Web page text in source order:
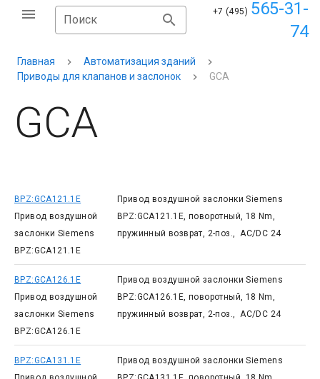
Поиск
+7 (495) 565-31-
74
Главная
Автоматизация зданий
Приводы для клапанов и заслонок
GCA
GCA
BPZ:GCA121.1E
Привод воздушной
заслонки Siemens
BPZ:GCA121.1E
Привод воздушной заслонки Siemens
BPZ:GCA121.1E, поворотный, 18 Nm,
пружинный возврат, 2-поз., AC/DC 24
BPZ:GCA126.1E
Привод воздушной
заслонки Siemens
BPZ:GCA126.1E
Привод воздушной заслонки Siemens
BPZ:GCA126.1E, поворотный, 18 Nm,
пружинный возврат, 2-поз., AC/DC 24
BPZ:GCA131.1E
Привод воздушной заслонки Siemens